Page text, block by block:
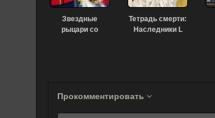
Звездные
рыцари со
Тетрадь смерти:
Наследники L
Прокомментировать